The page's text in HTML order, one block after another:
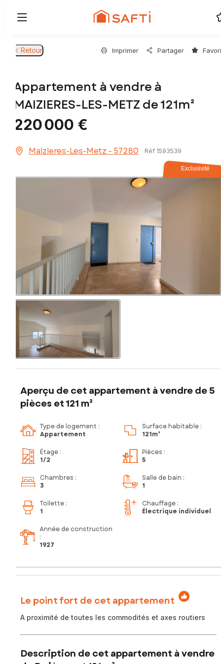
Retour Imprimer Partager
Appartement à vendre à
MAIZIERES-LES-METZ de 121m²
220 000 €
Maizieres-Les-Metz - 57280 Réf 1593539
Exclusivité
Aperçu de cet appartement à vendre de 5
pièces et 121 m²
Type de logement :
Appartement
Surface habitable :
121m²
Étage :
1/2
Pièces :
5
Chambres :
3
Salle de bain :
1
Toilette :
1
Chauffage :
Électrique individuel
Année de construction
:
1927
Le point fort de cet appartement
A proximité de toutes les commodités et axes routiers
Description de cet appartement à vendre